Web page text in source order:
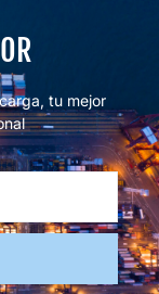
tu mejor